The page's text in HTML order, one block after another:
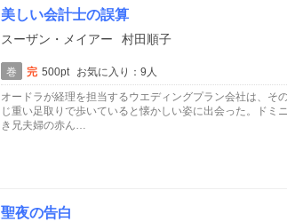
美しい会計士の誤算
スーザン・メイアー
村田順子
巻 完 500pt
お気に入り：9人
オードラが経理を担当するウエディングプラン会社は、そ
じ重い足取りで歩いていると懐かしい姿に出会った。ド
き兄夫婦の赤ん…
聖夜の告白